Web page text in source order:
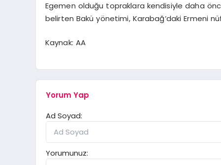
Egemen olduğu topraklara kendisiyle daha
belirten Bakü yönetimi, Karabağ’daki Ermeni
Kaynak: AA
Yorum Yap
Ad Soyad:
Yorumunuz: